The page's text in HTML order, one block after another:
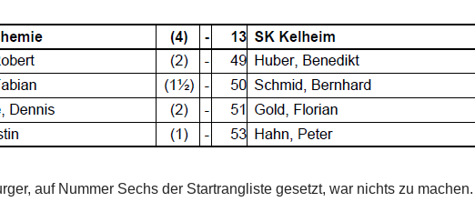
auf Nummer Sechs der Startrangliste gesetzt, war nichts zu